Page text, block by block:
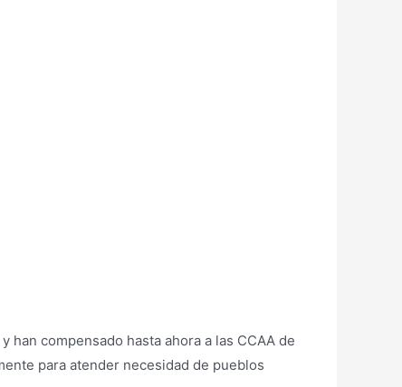
compensado hasta ahora a las CCAA de
para atender necesidad de pueblos